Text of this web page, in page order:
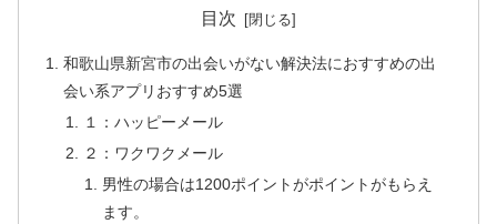
目次
和歌山県新宮市の出会いがない解決法におすすめの出
会い系アプリおすすめ5選
１：ハッピーメール
２：ワクワクメール
男性の場合は1200ポイントがポイントがもらえ
ます。